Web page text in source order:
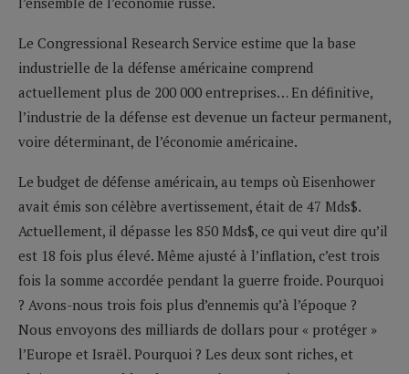
Le Congressional Research Service estime que la base
industrielle de la défense américaine comprend
actuellement plus de 200 000 entreprises… En définitive,
l’industrie de la défense est devenue un facteur permanent,
voire déterminant, de l’économie américaine.
Le budget de défense américain, au temps où Eisenhower
avait émis son célèbre avertissement, était de 47 Mds$.
Actuellement, il dépasse les 850 Mds$, ce qui veut dire qu’il
est 18 fois plus élevé. Même ajusté à l’inflation, c’est trois
fois la somme accordée pendant la guerre froide. Pourquoi
? Avons-nous trois fois plus d’ennemis qu’à l’époque ?
Nous envoyons des milliards de dollars pour « protéger »
l’Europe et Israël. Pourquoi ? Les deux sont riches, et